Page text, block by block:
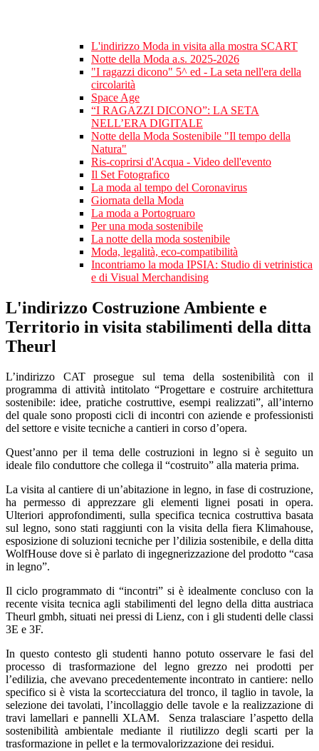
L'indirizzo Moda in visita alla mostra SCART
Notte della Moda a.s. 2025-2026
"I ragazzi dicono" 5^ ed - La seta nell'era della
circolarità
Space Age
“I RAGAZZI DICONO”: LA SETA
NELL’ERA DIGITALE
Notte della Moda Sostenibile "Il tempo della
Natura"
Ris-coprirsi d'Acqua - Video dell'evento
Il Set Fotografico
La moda al tempo del Coronavirus
Giornata della Moda
La moda a Portogruaro
Per una moda sostenibile
La notte della moda sostenibile
Moda, legalità, eco-compatibilità
Incontriamo la moda IPSIA: Studio di vetrinistica
e di Visual Merchandising
L'indirizzo Costruzione Ambiente e
Territorio in visita stabilimenti della ditta
Theurl
L’indirizzo CAT prosegue sul tema della sostenibilità con il
programma di attività intitolato “Progettare e costruire architettura
sostenibile: idee, pratiche costruttive, esempi realizzati”, all’interno
del quale sono proposti cicli di incontri con aziende e professionisti
del settore e visite tecniche a cantieri in corso d’opera.
Quest’anno per il tema delle costruzioni in legno si è seguito un
ideale filo conduttore che collega il “costruito” alla materia prima.
La visita al cantiere di un’abitazione in legno, in fase di costruzione,
ha permesso di apprezzare gli elementi lignei posati in opera.
Ulteriori approfondimenti, sulla specifica tecnica costruttiva basata
sul legno, sono stati raggiunti con la visita della fiera Klimahouse,
esposizione di soluzioni tecniche per l’dilizia sostenibile, e della ditta
WolfHouse dove si è parlato di ingegnerizzazione del prodotto “casa
in legno”.
Il ciclo programmato di “incontri” si è idealmente concluso con la
recente visita tecnica agli stabilimenti del legno della ditta austriaca
Theurl gmbh, situati nei pressi di Lienz, con i gli studenti delle classi
3E e 3F.
In questo contesto gli studenti hanno potuto osservare le fasi del
processo di trasformazione del legno grezzo nei prodotti per
l’edilizia, che avevano precedentemente incontrato in cantiere: nello
specifico si è vista la scortecciatura del tronco, il taglio in tavole, la
selezione dei tavolati, l’incollaggio delle tavole e la realizzazione di
travi lamellari e pannelli XLAM.
Senza tralasciare l’aspetto della
sostenibilità ambientale mediante il riutilizzo degli scarti per la
trasformazione in pellet e la termovalorizzazione dei residui.